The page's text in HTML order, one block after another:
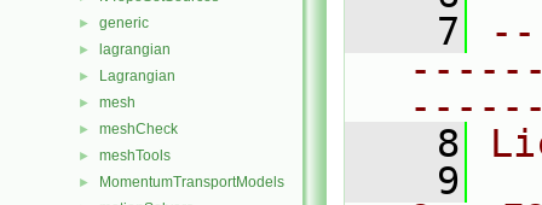
► generic
► lagrangian
► Lagrangian
► mesh
► meshCheck
► meshTools
► MomentumTransportModels
    7
    8
    9